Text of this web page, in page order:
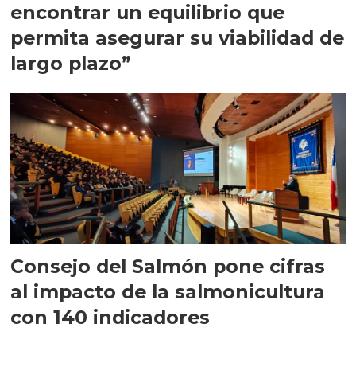
encontrar un equilibrio que
permita asegurar su viabilidad de
largo plazo”
Consejo del Salmón pone cifras
al impacto de la salmonicultura
con 140 indicadores